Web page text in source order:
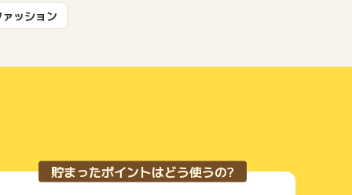
ッション
貯まったポイントはどう使うの?